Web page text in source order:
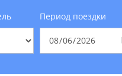
Период поездки